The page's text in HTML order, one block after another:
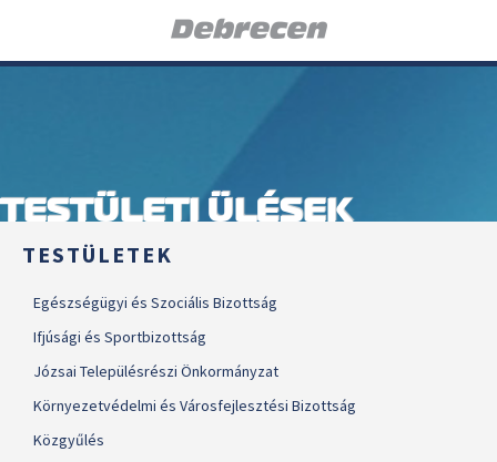
TESTÜLETI ÜLÉSEK
TESTÜLETEK
Egészségügyi és Szociális Bizottság
Ifjúsági és Sportbizottság
Józsai Településrészi Önkormányzat
Környezetvédelmi és Városfejlesztési Bizottság
Közgyűlés